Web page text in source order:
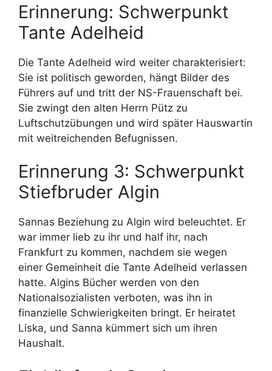
Erinnerung: Schwerpunkt
Tante Adelheid
Die Tante Adelheid wird weiter charakterisiert:
Sie ist politisch geworden, hängt Bilder des
Führers auf und tritt der NS-Frauenschaft bei.
Sie zwingt den alten Herrn Pütz zu
Luftschutzübungen und wird später Hauswartin
mit weitreichenden Befugnissen.
Erinnerung 3: Schwerpunkt
Stiefbruder Algin
Sannas Beziehung zu Algin wird beleuchtet. Er
war immer lieb zu ihr und half ihr, nach
Frankfurt zu kommen, nachdem sie wegen
einer Gemeinheit die Tante Adelheid verlassen
hatte. Algins Bücher werden von den
Nationalsozialisten verboten, was ihn in
finanzielle Schwierigkeiten bringt. Er heiratet
Liska, und Sanna kümmert sich um ihren
Haushalt.